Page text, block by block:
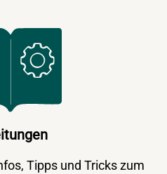
Tipps und Tricks zum